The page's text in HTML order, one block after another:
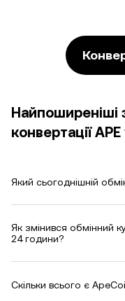
конвертації APE
Який сьогоднішній
Як змінився обмінний
24 години?
Скільки всього є